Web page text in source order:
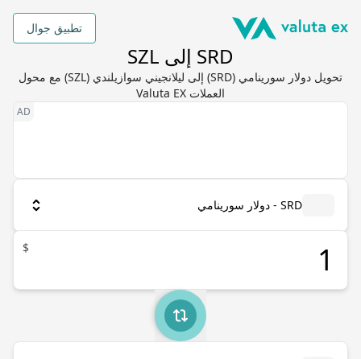
تطبيق جوال
SRD إلى SZL
تحويل دولار سورينامي (SRD) إلى ليلانجيني سوازيلندي (SZL) مع محول
العملات Valuta EX
SRD - دولار سورينامي
$